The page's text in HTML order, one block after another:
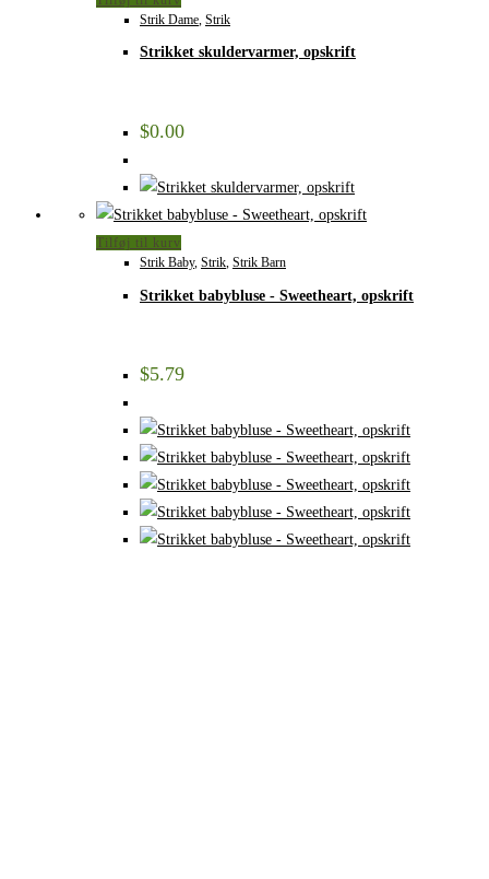
Strik Dame, Strik
Strikket skuldervarmer, opskrift
$0.00
Tilføj til kurv
Strik Baby, Strik, Strik Barn
Strikket babybluse - Sweetheart, opskrift
$5.79